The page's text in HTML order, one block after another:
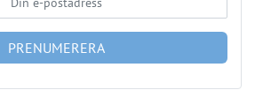
Läs fler nyheter